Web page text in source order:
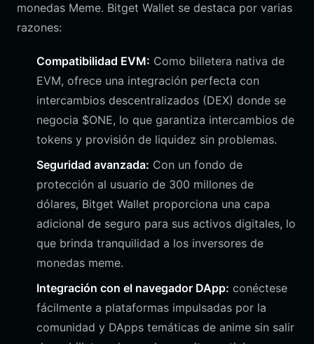
monedas Meme. Bitget Wallet se destaca por varias
razones:
Compatibilidad EVM: Como billetera nativa de
EVM, ofrece una integración perfecta con
intercambios descentralizados (DEX) donde se
negocia $ONE, lo que garantiza intercambios de
tokens y provisión de liquidez sin problemas.
Seguridad avanzada: Con un fondo de
protección al usuario de 300 millones de
dólares, Bitget Wallet proporciona una capa
adicional de seguro para sus activos digitales, lo
que brinda tranquilidad a los inversores de
monedas meme.
Integración con el navegador DApp: conéctese
fácilmente a plataformas impulsadas por la
comunidad y DApps temáticas de anime sin salir